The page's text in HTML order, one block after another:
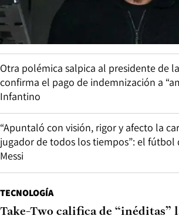
Otra polémica salpica al presidente de la
confirma el pago de indemnización a
Infantino
“Apuntaló con visión, rigor y afecto la
jugador de todos los tiempos”: el fútbol
Messi
TECNOLOGÍA
Take-Two califica de “inéditas”